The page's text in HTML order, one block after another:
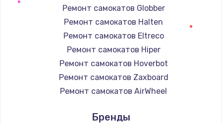
Ремонт самокатов Globber
Ремонт самокатов Halten
Ремонт самокатов Eltreco
Ремонт самокатов Hiper
Ремонт самокатов Hoverbot
Ремонт самокатов Zaxboard
Ремонт самокатов AirWheel
Ремонт самокатов Hunter
Бренды